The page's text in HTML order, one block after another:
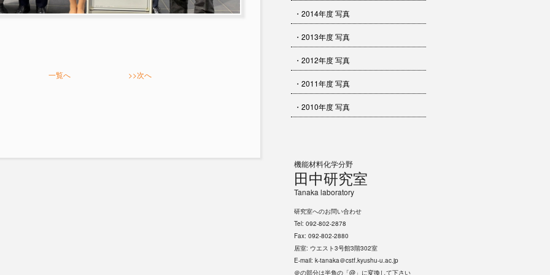
>>次へ
一覧へ
・2014年度 写真
・2013年度 写真
・2012年度 写真
・2011年度 写真
・2010年度 写真
機能材料化学分野
田中研究室
Tanaka laboratory
研究室へのお問い合わせ
Tel: 092-802-2878
Fax: 092-802-2880
居室: ウエスト3号館3階302室
E-mail: k-tanaka＠cstf.kyushu-u.ac.jp
＠の部分は半角の「@」に変換して下さい